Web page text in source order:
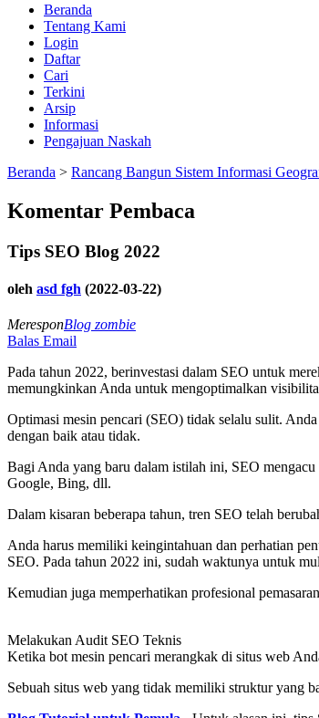
Beranda
Tentang Kami
Login
Daftar
Cari
Terkini
Arsip
Informasi
Pengajuan Naskah
Beranda > Rancang Bangun Sistem Informasi
Komentar Pembaca
Tips SEO Blog 2022
oleh asd fgh (2022-03-22)
MeresponBlog zombie
Balas Email
Pada tahun 2022, berinvestasi dalam SEO untuk
memungkinkan Anda untuk mengoptimalkan
Optimasi mesin pencari (SEO) tidak selalu sulit.
dengan baik atau tidak.
Bagi Anda yang baru dalam istilah ini, SEO
Google, Bing, dll.
Dalam kisaran beberapa tahun, tren SEO telah
Anda harus memiliki keingintahuan dan perhatian
SEO. Pada tahun 2022 ini, sudah waktunya untuk
Kemudian juga memperhatikan profesional
Melakukan Audit SEO Teknis
Ketika bot mesin pencari merangkak di situs web
Sebuah situs web yang tidak memiliki struktur yang